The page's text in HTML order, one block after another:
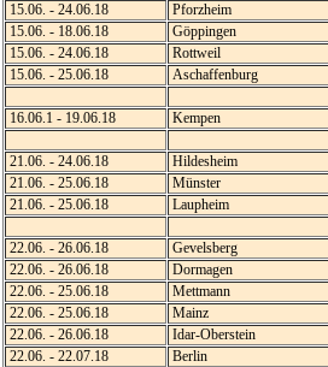
15.06. - 24.06.18
Pforzheim
15.06. - 18.06.18
Göppingen
15.06. - 24.06.18
Rottweil
15.06. - 25.06.18
Aschaffenburg
16.06.1 - 19.06.18 Kempen
21.06. - 24.06.18 Hildesheim
21.06. - 25.06.18
Münster
21.06. - 25.06.18
Laupheim
22.06. - 26.06.18 Gevelsberg
22.06. - 26.06.18
Dormagen
22.06. - 25.06.18
Mettmann
22.06. - 25.06.18
Mainz
22.06. - 26.06.18
Idar-Oberstein
22.06. - 22.07.18
Berlin